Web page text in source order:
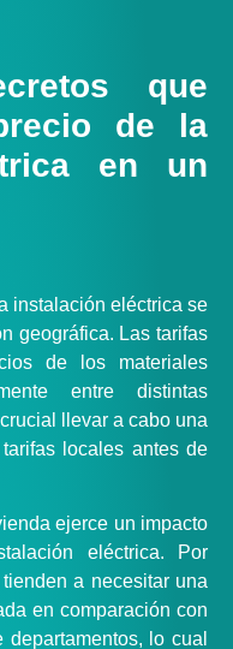
que
de la
en un
instalación eléctrica se
geográfica. Las tarifas
de los materiales
entre distintas
llevar a cabo una
locales antes de
ejerce un impacto
eléctrica. Por
a necesitar una
en comparación con
lo cual